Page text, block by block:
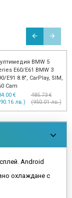
BMW 5
E60/E61 BMW 3
E91 8.8", CarPlay, SIM,
Cam
€
лв.)
485.73 €
(950.01 лв.)
Android
охлаждане с